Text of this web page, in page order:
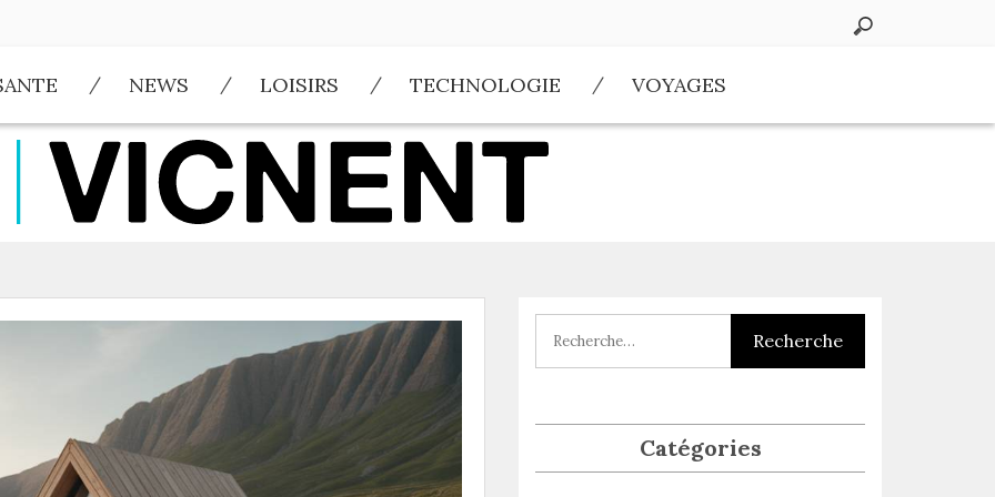
NEWS LOISIRS TECHNOLOGIE VOYAGES
Catégories